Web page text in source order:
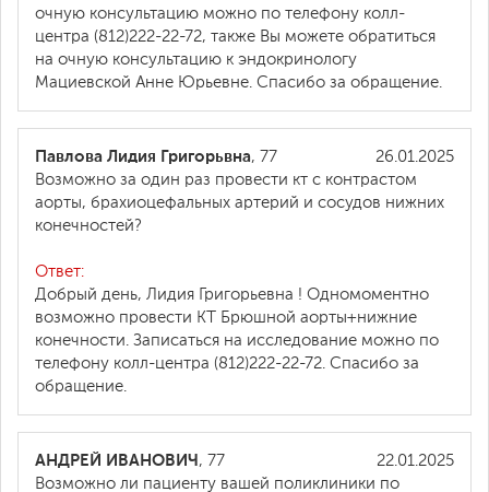
очную консультацию можно по телефону колл-
центра (812)222-22-72, также Вы можете обратиться
на очную консультацию к эндокринологу
Мациевской Анне Юрьевне. Спасибо за обращение.
26.01.2025
Павлова Лидия Григорьвна, 77
Возможно за один раз провести кт с контрастом
аорты, брахиоцефальных артерий и сосудов нижних
конечностей?
Ответ:
Добрый день, Лидия Григорьевна ! Одномоментно
возможно провести КТ Брюшной аорты+нижние
конечности. Записаться на исследование можно по
телефону колл-центра (812)222-22-72. Спасибо за
обращение.
22.01.2025
АНДРЕЙ ИВАНОВИЧ, 77
Возможно ли пациенту вашей поликлиники по